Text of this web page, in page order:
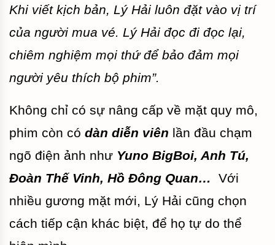
Khi viết kịch bản, Lý Hải luôn đặt vào vị trí
của người mua vé. Lý Hải đọc đi đọc lại,
chiêm nghiệm mọi thứ để bảo đảm mọi
người yêu thích bộ phim”.
Không chỉ có sự nâng cấp về mặt quy mô,
phim còn có dàn diễn viên lần đầu chạm
ngõ điện ảnh như Yuno BigBoi, Anh Tú,
Đoàn Thế Vinh, Hồ Đông Quan… Với
nhiều gương mặt mới, Lý Hải cũng chọn
cách tiếp cận khác biệt, để họ tự do thể